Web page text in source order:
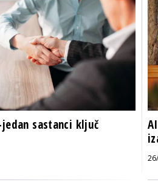
sastanci ključ